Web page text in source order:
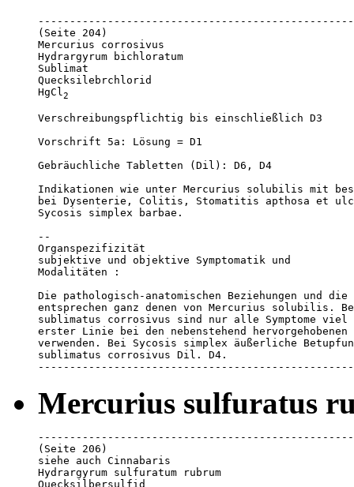
(Seite 204)
Mercurius corrosivus
Hydrargyrum bichloratum
Sublimat
Quecksilebrchlorid
HgCl 2
Verschreibungspflichtig bis einschließlich D3
Vorschrift 5a: Lösung = D1
Gebräuchliche Tabletten (Dil): D6, D4
Indikationen wie unter Mercurius solubilis mit
bei Dysenterie, Colitis, Stomatitis apthosa et
Sycosis simplex barbae.
--
Organspezifizität
subjektive und objektive Symptomatik und
Modalitäten :
Die pathologisch-anatomischen Beziehungen und die
entsprechen ganz denen von Mercurius solubilis.
sublimatus corrosivus sind nur alle Symptome
erster Linie bei den nebenstehend
verwenden. Bei Sycosis simplex äußerliche
sublimatus corrosivus Dil. D4.
Mercurius sulfuratus
(Seite 206)
siehe auch Cinnabaris
Hydrargyrum sulfuratum rubrum
Quecksilbersulfid